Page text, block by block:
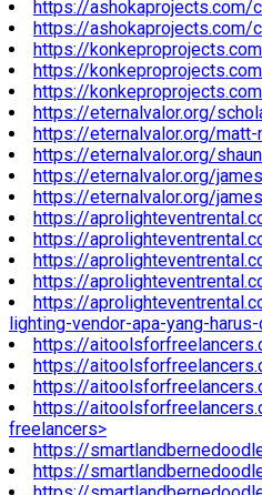
https://ashokaprojects.com/
https://ashokaprojects.com/
https://
https://
https://
https://eternalvalor.org/
https://eternalvalor.org/matt-
https://eternalvalor.org/
https://eternalvalor.org/
https://eternalvalor.org/
https://
https://
https://
https://
https://
lighting-vendor-apa-yang-
https://
https://
https://
https://
freelancers>
https://
https://